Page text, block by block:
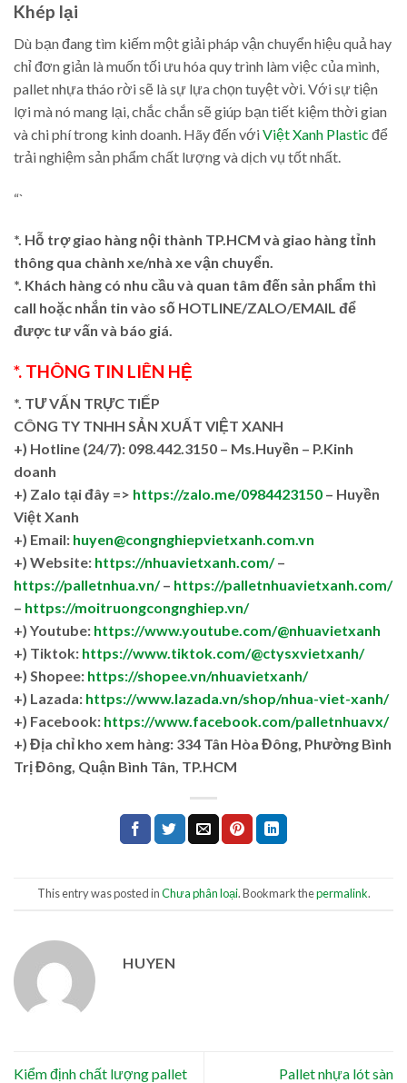
Khép lại
Dù bạn đang tìm kiếm một giải pháp vận chuyển hiệu quả hay
chỉ đơn giản là muốn tối ưu hóa quy trình làm việc của mình,
pallet nhựa tháo rời sẽ là sự lựa chọn tuyệt vời. Với sự tiện
lợi mà nó mang lại, chắc chắn sẽ giúp bạn tiết kiệm thời gian
và chi phí trong kinh doanh. Hãy đến vớiViệt Xanh Plastic để
trải nghiệm sản phẩm chất lượng và dịch vụ tốt nhất.
“`
*. Hỗ trợ giao hàng nội thành TP.HCM và giao hàng tỉnh
thông qua chành xe/nhà xe vận chuyển.
*. Khách hàng có nhu cầu và quan tâm đến sản phẩm thì
call hoặc nhắn tin vào số HOTLINE/ZALO/EMAIL để
được tư vấn và báo giá.
*. THÔNG TIN LIÊN HỆ
*. TƯ VẤN TRỰC TIẾP
CÔNG TY TNHH SẢN XUẤT VIỆT XANH
+) Hotline (24/7): 098.442.3150 – Ms.Huyền – P.Kinh
doanh
+) Zalo tại đây => https://zalo.me/0984423150 – Huyền
Việt Xanh
+) Email: huyen@congnghiepvietxanh.com.vn
+) Website: https://nhuavietxanh.com/–
https://palletnhua.vn/– https://palletnhuavietxanh.com/
– https://moitruongcongnghiep.vn/
+) Youtube: https://www.youtube.com/@nhuavietxanh
+) Tiktok: https://www.tiktok.com/@ctysxvietxanh/
+) Shopee: https://shopee.vn/nhuavietxanh/
+) Lazada: https://www.lazada.vn/shop/nhua-viet-xanh/
+) Facebook: https://www.facebook.com/palletnhuavx/
+) Địa chỉ kho xem hàng: 334 Tân Hòa Đông, Phường Bình
Trị Đông, Quận Bình Tân, TP.HCM
This entry was posted inChưa phân loại. Bookmark thepermalink.
HUYEN
Kiểm định chất lượng pallet
Pallet nhựa lót sàn